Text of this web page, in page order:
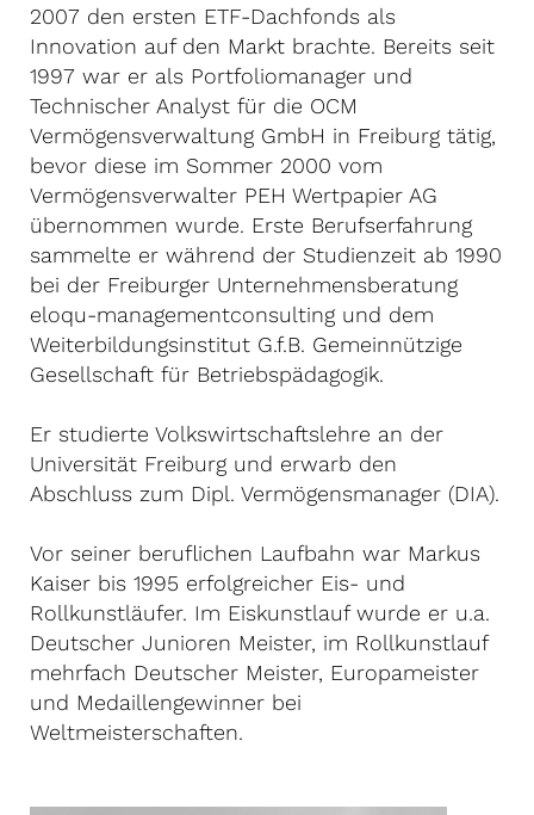
2007 den ersten ETF-Dachfonds als
Innovation auf den Markt brachte. Bereits seit
1997 war er als Portfoliomanager und
Technischer Analyst für die OCM
Vermögensverwaltung GmbH in Freiburg tätig,
bevor diese im Sommer 2000 vom
Vermögensverwalter PEH Wertpapier AG
übernommen wurde. Erste Berufserfahrung
sammelte er während der Studienzeit ab 1990
bei der Freiburger Unternehmensberatung
eloqu-managementconsulting und dem
Weiterbildungsinstitut G.f.B. Gemeinnützige
Gesellschaft für Betriebspädagogik.
Er studierte Volkswirtschaftslehre an der
Universität Freiburg und erwarb den
Abschluss zum Dipl. Vermögensmanager (DIA).
Vor seiner beruflichen Laufbahn war Markus
Kaiser bis 1995 erfolgreicher Eis- und
Rollkunstläufer. Im Eiskunstlauf wurde er u.a.
Deutscher Junioren Meister, im Rollkunstlauf
mehrfach Deutscher Meister, Europameister
und Medaillengewinner bei
Weltmeisterschaften.